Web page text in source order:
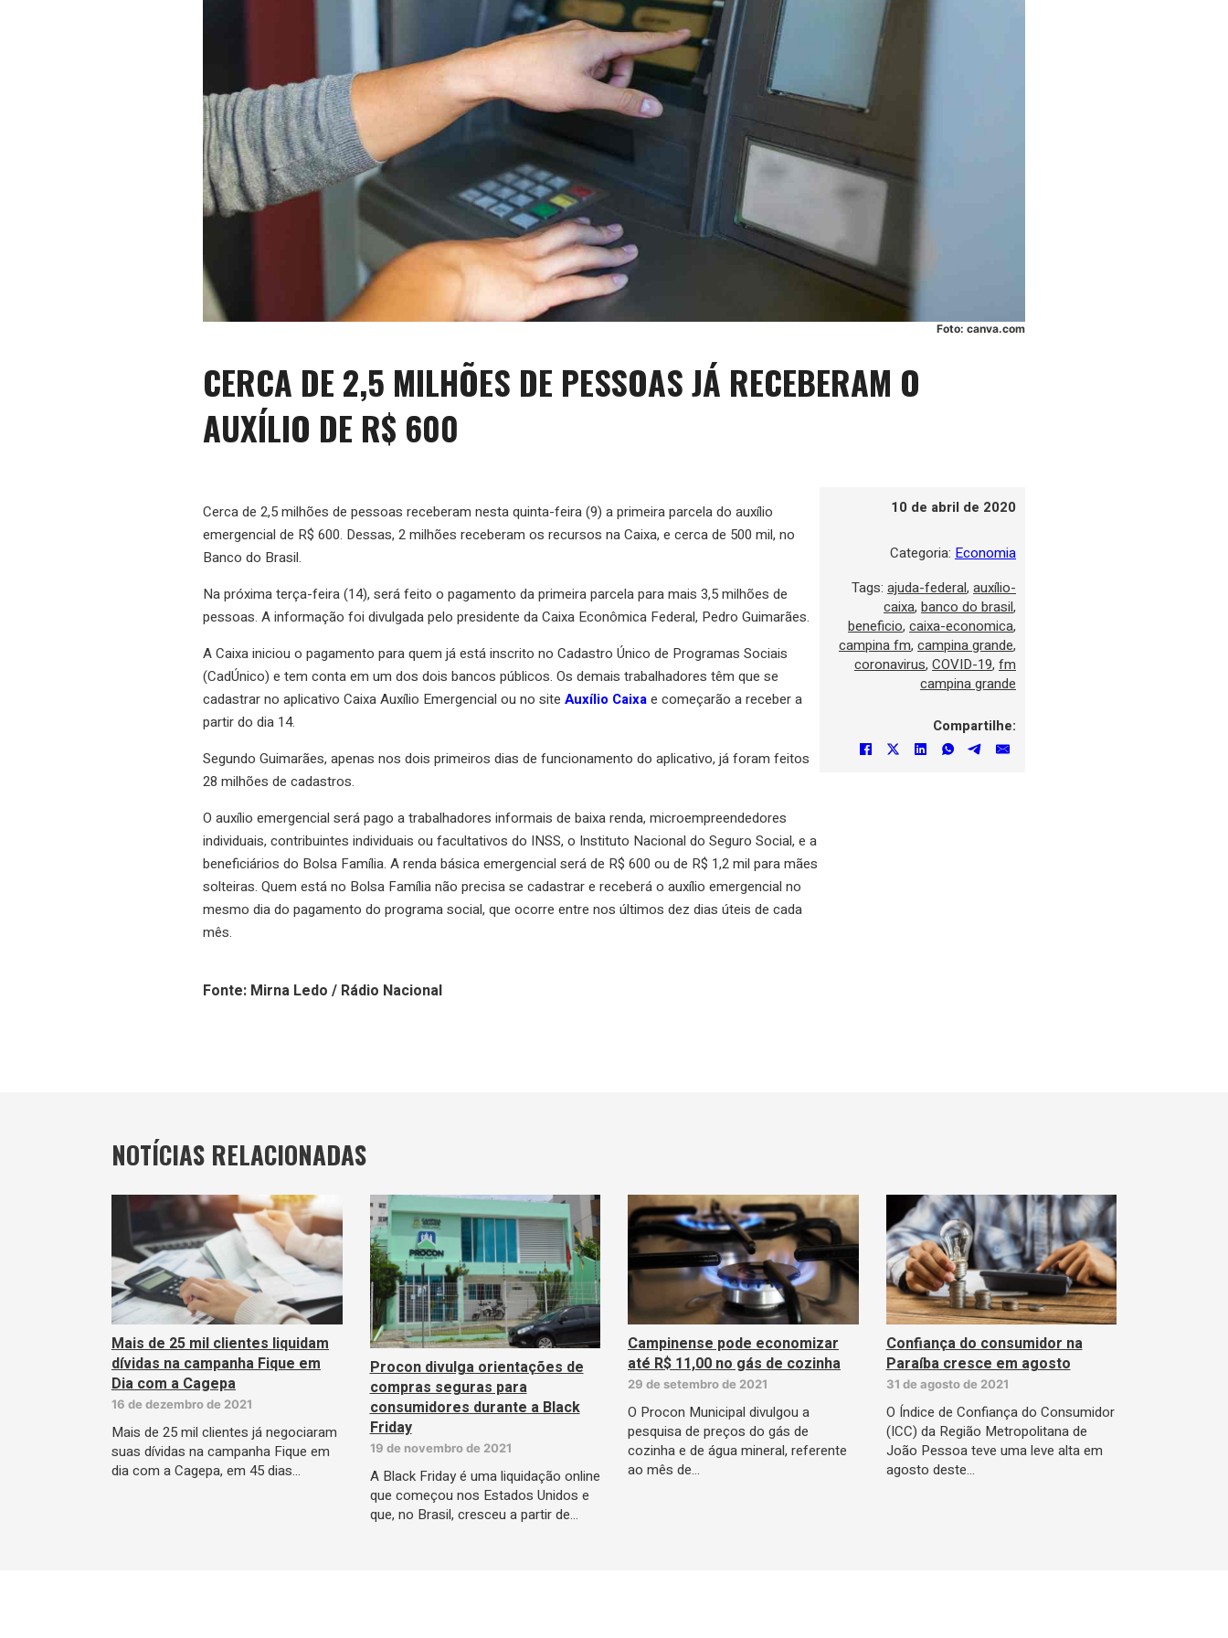
Foto: canva.com
CERCA DE 2,5 MILHÕES DE PESSOAS JÁ RECEBERAM O
AUXÍLIO DE R$ 600
Cerca de 2,5 milhões de pessoas receberam nesta quinta-feira (9) a primeira parcela do auxílio
emergencial de R$ 600. Dessas, 2 milhões receberam os recursos na Caixa, e cerca de 500 mil, no
Banco do Brasil.
Na próxima terça-feira (14), será feito o pagamento da primeira parcela para mais 3,5 milhões de
pessoas. A informação foi divulgada pelo presidente da Caixa Econômica Federal, Pedro Guimarães.
A Caixa iniciou o pagamento para quem já está inscrito no Cadastro Único de Programas Sociais
(CadÚnico) e tem conta em um dos dois bancos públicos. Os demais trabalhadores têm que se
cadastrar no aplicativo Caixa Auxílio Emergencial ou no site Auxílio Caixae começarão a receber a
partir do dia 14.
Segundo Guimarães, apenas nos dois primeiros dias de funcionamento do aplicativo, já foram feitos
28 milhões de cadastros.
O auxílio emergencial será pago a trabalhadores informais de baixa renda, microempreendedores
individuais, contribuintes individuais ou facultativos do INSS, o Instituto Nacional do Seguro Social, e a
beneficiários do Bolsa Família. A renda básica emergencial será de R$ 600 ou de R$ 1,2 mil para mães
solteiras. Quem está no Bolsa Família não precisa se cadastrar e receberá o auxílio emergencial no
mesmo dia do pagamento do programa social, que ocorre entre nos últimos dez dias úteis de cada
mês.
Fonte: Mirna Ledo / Rádio Nacional
10 de abril de 2020
Categoria: Economia
Tags: ajuda-federal, auxílio-
caixa, banco do brasil,
beneficio, caixa-economica,
campina fm, campina grande,
coronavirus, COVID-19, fm
campina grande
Compartilhe:
NOTÍCIAS RELACIONADAS
Mais de 25 mil clientes liquidam
dívidas na campanha Fique em
Dia com a Cagepa
16 de dezembro de 2021
Mais de 25 mil clientes já negociaram
suas dívidas na campanha Fique em
dia com a Cagepa, em 45 dias…
Procon divulga orientações de
compras seguras para
consumidores durante a Black
Friday
19 de novembro de 2021
A Black Friday é uma liquidação online
que começou nos Estados Unidos e
que, no Brasil, cresceu a partir de…
Campinense pode economizar
até R$ 11,00 no gás de cozinha
29 de setembro de 2021
O Procon Municipal divulgou a
pesquisa de preços do gás de
cozinha e de água mineral, referente
ao mês de…
Confiança do consumidor na
Paraíba cresce em agosto
31 de agosto de 2021
O Índice de Confiança do Consumidor
(ICC) da Região Metropolitana de
João Pessoa teve uma leve alta em
agosto deste…